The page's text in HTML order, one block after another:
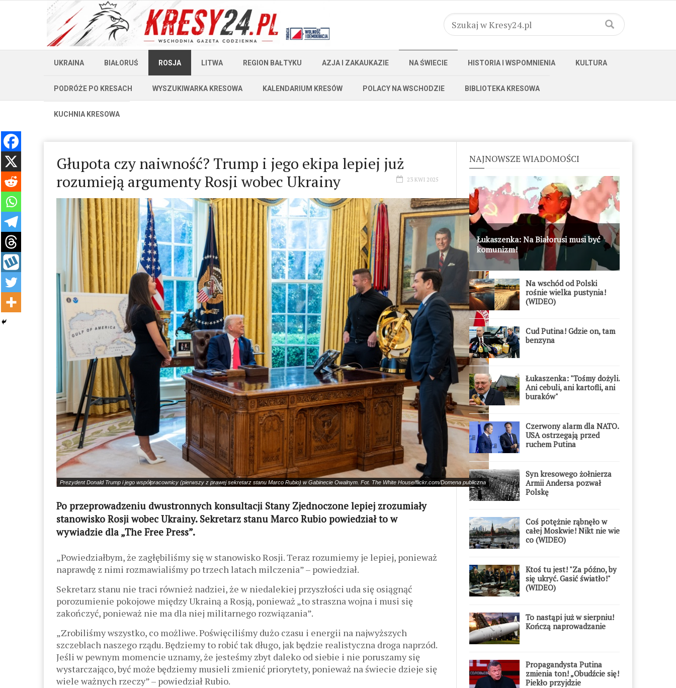
UKRAINA BIAŁORUŚ ROSJA LITWA REGION BAŁTYKU AZJA I ZAKAUKAZIE NA ŚWIECIE HISTORIA I WSPOMNIENIA KULTURA
PODRÓŻE PO KRESACH WYSZUKIWARKA KRESOWA KALENDARIUM KRESÓW POLACY NA WSCHODZIE BIBLIOTEKA KRESOWA
KUCHNIA KRESOWA
Głupota czy naiwność? Trump i jego ekipa lepiej już
rozumieją argumenty Rosji wobec Ukrainy
23 KWI 2025
Prezydent Donald Trump i jego współpracownicy (pierwszy z prawej sekretarz stanu Marco Rubio) w Gabinecie Owalnym. Fot. The White House/flickr.com/Domena publiczna
Po przeprowadzeniu dwustronnych konsultacji Stany Zjednoczone lepiej zrozumiały
stanowisko Rosji wobec Ukrainy. Sekretarz stanu Marco Rubio powiedział to w
wywiadzie dla „The Free Press”.
„Powiedziałbym, że zagłębiliśmy się w stanowisko Rosji. Teraz rozumiemy je lepiej, ponieważ
naprawdę z nimi rozmawialiśmy po trzech latach milczenia” – powiedział.
Sekretarz stanu nie traci również nadziei, że w niedalekiej przyszłości uda się osiągnąć
porozumienie pokojowe między Ukrainą a Rosją, ponieważ „to straszna wojna i musi się
zakończyć, ponieważ nie ma dla niej militarnego rozwiązania”.
„Zrobiliśmy wszystko, co możliwe. Poświęciliśmy dużo czasu i energii na najwyższych
szczeblach naszego rządu. Będziemy to robić tak długo, jak będzie realistyczna droga naprzód.
Jeśli w pewnym momencie uznamy, że jesteśmy zbyt daleko od siebie i nie poruszamy się
wystarczająco, być może będziemy musieli zmienić priorytety, ponieważ na świecie dzieje się
wiele ważnych rzeczy” – powiedział Rubio.
NAJNOWSZE WIADOMOŚCI
Łukaszenka: Na Białorusi musi być
komunizm!
Na wschód od Polski
rośnie wielka pustynia!
(WIDEO)
Cud Putina! Gdzie on, tam
benzyna
Łukaszenka: "Tośmy dożyli.
Ani cebuli, ani kartofli, ani
buraków"
Czerwony alarm dla NATO.
USA ostrzegają przed
ruchem Putina
Syn kresowego żołnierza
Armii Andersa pozwał
Polskę
Coś potężnie rąbnęło w
całej Moskwie! Nikt nie wie
co (WIDEO)
Ktoś tu jest! "Za późno, by
się ukryć. Gasić światło!"
(WIDEO)
To nastąpi już w sierpniu!
Kończą naprowadzanie
Propagandysta Putina
zmienia ton! „Obudźcie się!
Piekło przyjdzie